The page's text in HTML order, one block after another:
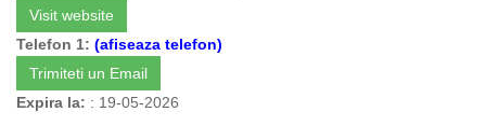
Visit website
Telefon 1: (afiseaza telefon)
Trimiteti un Email
Expira la: : 19-05-2026